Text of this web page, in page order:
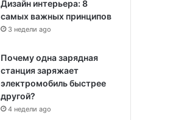
Дизайн интерьера: 8
самых важных принципов
3 недели ago
Почему одна зарядная
станция заряжает
электромобиль быстрее
другой?
4 недели ago